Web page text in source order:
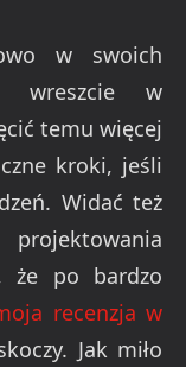
w swoich
wreszcie w
temu więcej
kroki, jeśli
Widać też
że po bardzo
recenzja w
Jak miło